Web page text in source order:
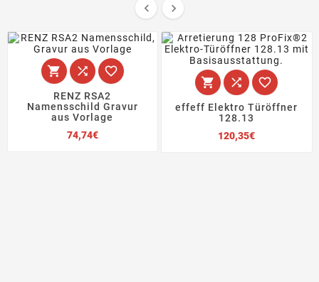
 
  
RENZ RSA2
Namensschild Gravur
aus Vorlage
74,74€Preis
  
effeff Elektro Türöffner
128.13
120,35€Preis